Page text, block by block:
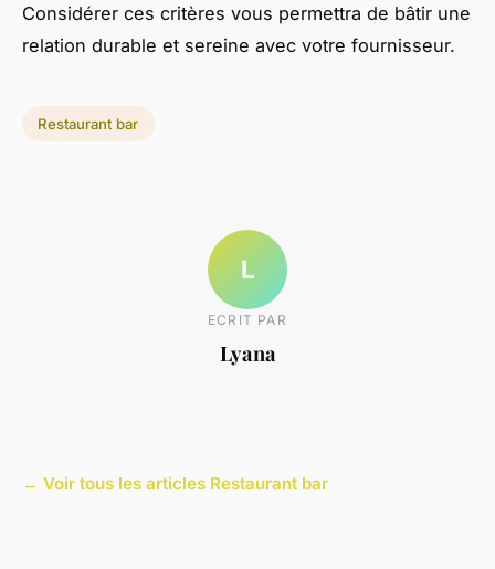
Considérer ces critères vous permettra de bâtir une
relation durable et sereine avec votre fournisseur.
Restaurant bar
L
ECRIT PAR
Lyana
← Voir tous les articles Restaurant bar